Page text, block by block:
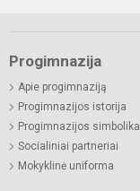
Progimnazija
Apie progimnaziją
Progimnazijos istorija
Progimnazijos simbolika
Socialiniai partneriai
Mokyklinė uniforma